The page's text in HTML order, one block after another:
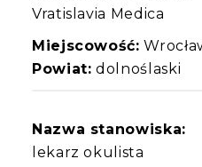
Vratislavia Medica
Miejscowość:
Powiat: dolnoślaski
Nazwa stanowiska:
lekarz okulista